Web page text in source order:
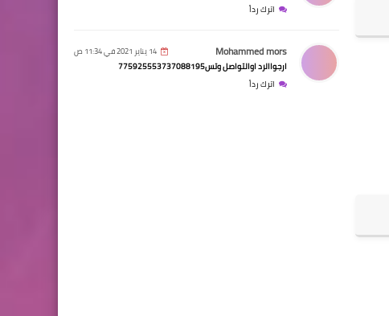
اترك رداً
Mohammed mors 14 يناير 2021 في 11:34 ص
ارجواالرد اوالتواصل وتس775925553737088195
اترك رداً